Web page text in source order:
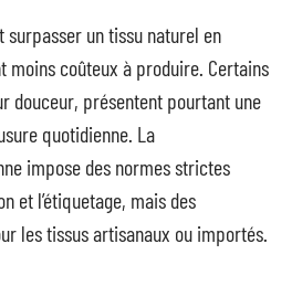
surpasser un tissu naturel en
moins coûteux à produire. Certains
douceur, présentent pourtant une
quotidienne. La
impose des normes strictes
et l’étiquetage, mais des
les tissus artisanaux ou importés.